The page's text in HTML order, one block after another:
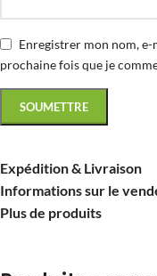
Enregistrer mon nom,
prochaine fois que je
Expédition & Livraison
Informations sur le
Plus de produits